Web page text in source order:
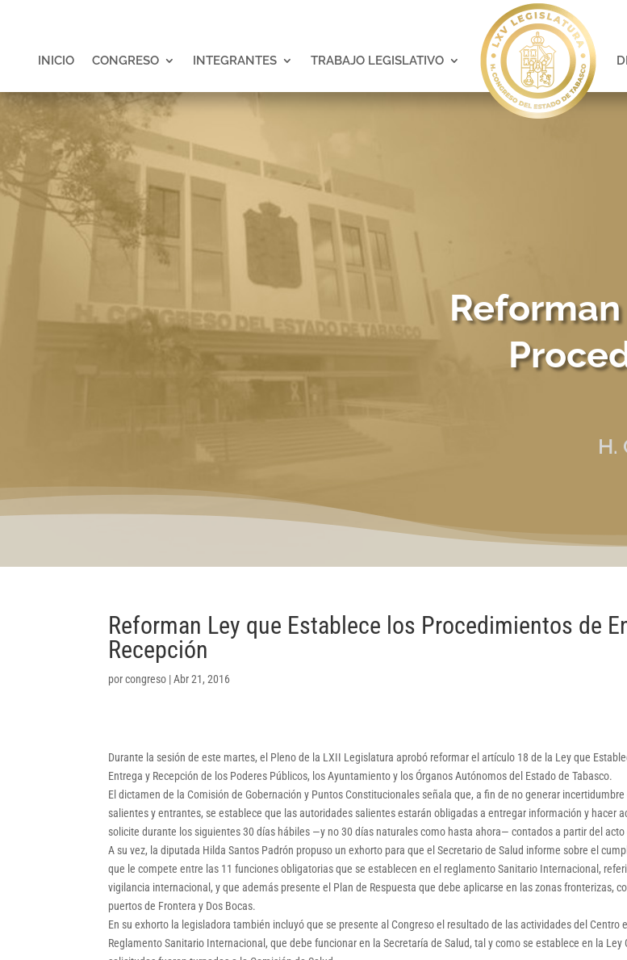
INICIO CONGRESO INTEGRANTES TRABAJO LEGISLATIVO
H.
Reforman Ley que Establece los Procedimientos de
Recepción
porcongreso |Abr 21, 2016
Durante la sesión de este martes, el Pleno de la LXII Legislatura aprobó reformar el artículo 18 de la Ley que
Entrega y Recepción de los Poderes Públicos, los Ayuntamiento y los Órganos Autónomos del Estado de Tabasco.
El dictamen de la Comisión de Gobernación y Puntos Constitucionales señala que, a fin de no generar
salientes y entrantes, se establece que las autoridades salientes estarán obligadas a entregar información y hacer
solicite durante los siguientes 30 días hábiles —y no 30 días naturales como hasta ahora— contados a partir del
A su vez, la diputada Hilda Santos Padrón propuso un exhorto para que el Secretario de Salud informe sobre el
que le compete entre las 11 funciones obligatorias que se establecen en el reglamento Sanitario Internacional,
vigilancia internacional, y que además presente el Plan de Respuesta que debe aplicarse en las zonas fronterizas,
puertos de Frontera y Dos Bocas.
En su exhorto la legisladora también incluyó que se presente al Congreso el resultado de las actividades del Centro
Reglamento Sanitario Internacional, que debe funcionar en la Secretaría de Salud, tal y como se establece en la Ley